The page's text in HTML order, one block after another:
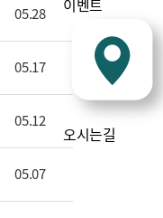
이벤트
오시는길
05.28
05.17
05.12
05.07